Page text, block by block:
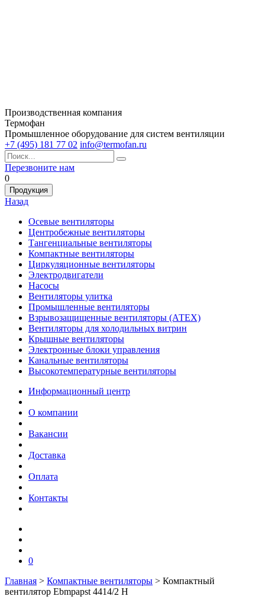
Производственная компания
Термофан
Промышленное оборудование для систем вентиляции
+7 (495) 181 77 02 info@termofan.ru
Перезвоните нам
0
Продукция
Назад
Осевые вентиляторы
Центробежные вентиляторы
Тангенциальные вентиляторы
Компактные вентиляторы
Циркуляционные вентиляторы
Электродвигатели
Насосы
Вентиляторы улитка
Промышленные вентиляторы
Взрывозащищенные вентиляторы (АТЕХ)
Вентиляторы для холодильных витрин
Крышные вентиляторы
Электронные блоки управления
Канальные вентиляторы
Высокотемпературные вентиляторы
Информационный центр
О компании
Вакансии
Доставка
Оплата
Контакты
0
Главная > Компактные вентиляторы > Компактный
вентилятор Ebmpapst 4414/2 H